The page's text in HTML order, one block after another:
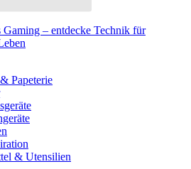
– entdecke Technik für
Papeterie
& Utensilien